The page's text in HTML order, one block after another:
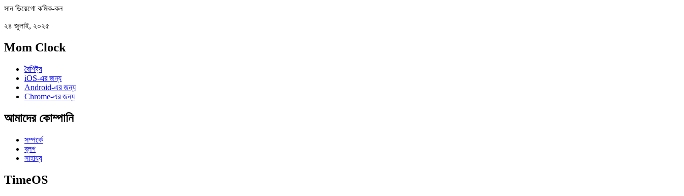
সান ডিয়েগো কমিক-কন
২৪ জুলাই, ২০২৫
Mom Clock
বৈশিষ্ট্য
iOS-এর জন্য
Android-এর জন্য
Chrome-এর জন্য
আমাদের কোম্পানি
সম্পর্কে
ব্লগ
সাহায্য
TimeOS